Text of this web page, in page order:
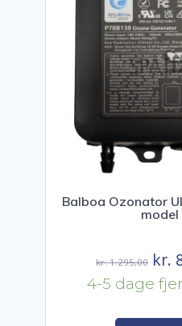
Balboa Ozonator
model
kr.1.295,00 Den
kr.
4-5 dage